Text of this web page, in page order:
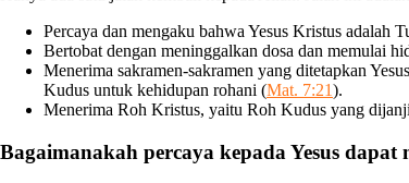
Percaya dan mengaku bahwa Yesus Kristus adalah
Bertobat dengan meninggalkan dosa dan memulai
Menerima sakramen-sakramen yang ditetapkan
Kudus untuk kehidupan rohani (Mat. 7:21).
Menerima Roh Kristus, yaitu Roh Kudus yang
Bagaimanakah percaya kepada Yesus dapat